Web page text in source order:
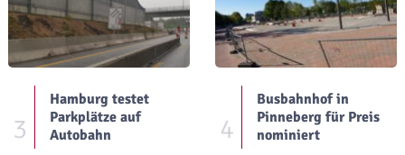
3
Hamburg testet
Parkplätze auf
Autobahn
4
Busbahnhof in
Pinneberg für Preis
nominiert